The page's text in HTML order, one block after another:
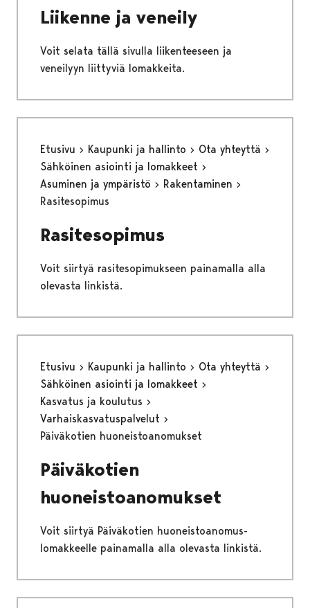
Liikenne ja veneily
Voit selata tällä sivulla liikenteeseen ja
veneilyyn liittyviä lomakkeita.
Etusivu Kaupunki ja hallinto
Ota yhteyttä
Sähköinen asiointi ja lomakkeet
Asuminen ja ympäristö
Rakentaminen
Rasitesopimus
Rasitesopimus
Voit siirtyä rasitesopimukseen painamalla alla
olevasta linkistä.
Etusivu Kaupunki ja hallinto
Ota yhteyttä
Sähköinen asiointi ja lomakkeet
Kasvatus ja koulutus
Varhaiskasvatuspalvelut
Päiväkotien huoneistoanomukset
Päiväkotien
huoneistoanomukset
Voit siirtyä Päiväkotien huoneistoanomus-
lomakkeelle painamalla alla olevasta linkistä.